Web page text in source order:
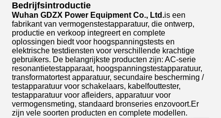
Bedrijfsintroductie
Wuhan GDZX Power Equipment Co., Ltd.is een
fabrikant van vermogenstestapparatuur, die ontwerp,
productie en verkoop integreert en complete
oplossingen biedt voor hoogspanningstests en
elektrische testdiensten voor verschillende krachtige
gebruikers. De belangrijkste producten zijn: AC-serie
resonantietestapparaat, hoogspanningstestapparatuur,
transformatortest apparatuur, secundaire bescherming /
testapparatuur voor schakelaars, kabelfouttester,
testapparatuur voor afleiders, apparatuur voor
vermogensmeting, standaard bronseries enzovoort.Er
zijn vele soorten producten en complete modellen.